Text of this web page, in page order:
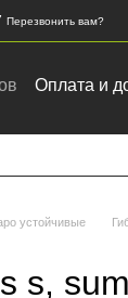
Перезвонить вам?
Оплата и
устойчивые
s,